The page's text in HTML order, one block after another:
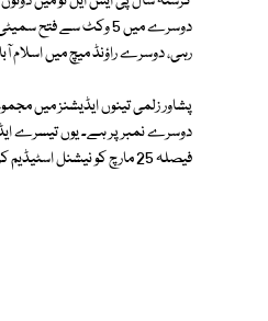
رہی، دوسرے راؤنڈ میچ میں اسلام آباد یونائیٹڈ نے 26
فیصلہ 25 مارچ کو نیشنل اسٹیڈیم کراچی میں ہو گا۔